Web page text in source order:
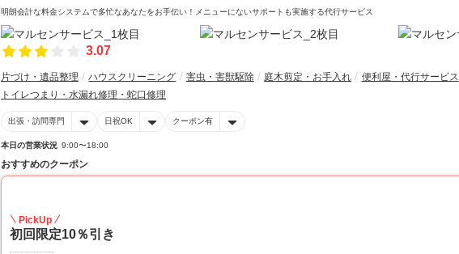
明朗会計な料金システムで多忙なあなたをお手伝い！メニューにないサポートも実施する代行サービス
3.07
片づけ・遺品整理 ハウスクリーニング 害虫・害獣駆除 庭木剪定・お手入れ
便利屋・代行サービス
トイレつまり・水漏れ修理・蛇口修理
出張・訪問専門 日祝OK クーポン有
本日の営業状況 9:00〜18:00
おすすめのクーポン
PickUp
初回限定10％引き